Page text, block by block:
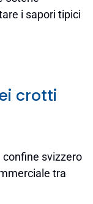
i sapori tipici
crotti
confine svizzero
tra